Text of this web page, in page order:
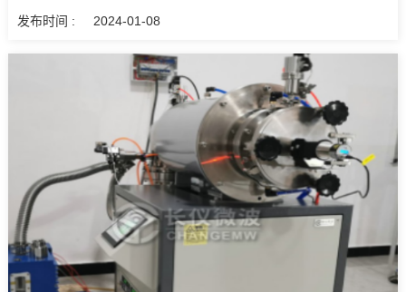
发布时间 :
2024-01-08